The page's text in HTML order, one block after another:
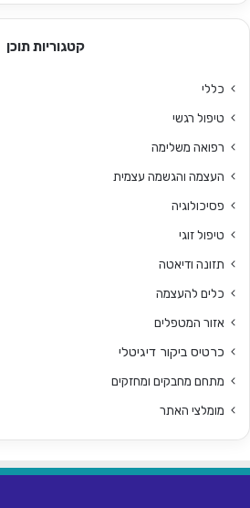
קטגוריות תוכן
כללי
טיפול רגשי
רפואה משלימה
העצמה והגשמה עצמית
פסיכולוגיה
טיפול זוגי
תזונה ודיאטה
כלים להעצמה
אזור המטפלים
כרטיס ביקור דיגיטלי
מתחם מחבקים ומחזקים
מומלצי האתר